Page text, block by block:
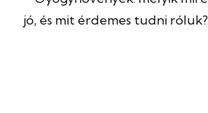
jó, és mit érdemes tudni róluk?